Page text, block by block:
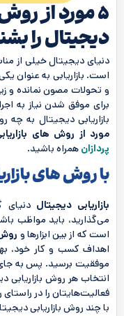
5 مورد از
دیجیتال را
دنیای دیجیتال خیلی از
است. بازاریابی به عنوان
و تحولات مصون نمانده و
برای موفق شدن نیاز به
بازاریابی دیجیتال به
مورد از روش های
پردازان همراه باشید.
با روش های
بازاریابی دیجیتال دنیای
می‌گذارید، باید مواظب
است که از بین ابزارها و روش‌
اهداف کسب و کار خود،
موفقیت برسید. پس به جای
انتخاب هر روش
فعالیت‌هایتان را در
با چند روش بازاریابی